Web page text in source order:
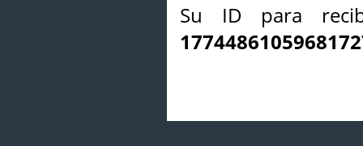
Su ID para